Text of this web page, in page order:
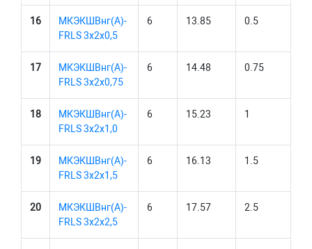
16
МКЭКШВнг(А)-
FRLS 3х2х0,5
6 13.85 0.5
17
МКЭКШВнг(А)-
FRLS 3х2х0,75
6 14.48 0.75
18
МКЭКШВнг(А)-
FRLS 3х2х1,0
6 15.23 1
19
МКЭКШВнг(А)-
FRLS 3х2х1,5
6 16.13 1.5
20
МКЭКШВнг(А)-
FRLS 3х2х2,5
6 17.57 2.5